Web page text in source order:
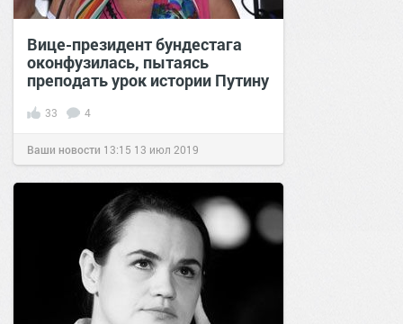
Вице-президент бундестага
оконфузилась, пытаясь
преподать урок истории Путину
33 4
Ваши новости 13:15 13 июл 2019